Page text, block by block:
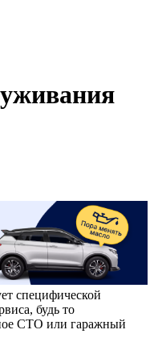
специфической
будь то
СТО или гаражный